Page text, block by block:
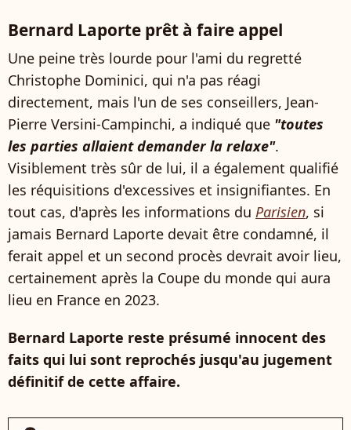
Bernard Laporte prêt à faire appel
Une peine très lourde pour l'ami du regretté
Christophe Dominici, qui n'a pas réagi
directement, mais l'un de ses conseillers, Jean-
Pierre Versini-Campinchi, a indiqué que "toutes
les parties allaient demander la relaxe".
Visiblement très sûr de lui, il a également qualifié
les réquisitions d'excessives et insignifiantes. En
tout cas, d'après les informations du Parisien, si
jamais Bernard Laporte devait être condamné, il
ferait appel et un second procès devrait avoir lieu,
certainement après la Coupe du monde qui aura
lieu en France en 2023.
Bernard Laporte reste présumé innocent des
faits qui lui sont reprochés jusqu'au jugement
définitif de cette affaire.